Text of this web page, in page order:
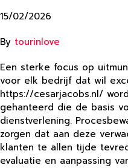
15/02/2026
By tourinlove
Een sterke focus op
voor elk bedrijf dat wil
https://cesarjacobs.nl/
gehanteerd die de basis
dienstverlening.
zorgen dat aan deze
klanten te allen tijde
evaluatie en aanpassing